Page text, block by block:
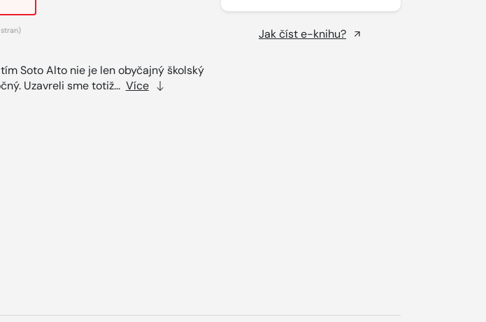
Soto Alto nie je len obyčajný školský
Uzavreli sme totiž... Více
Jak číst e-knihu?